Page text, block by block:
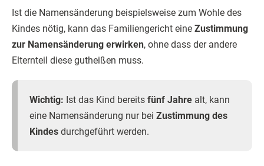
Ist die Namensänderung beispielsweise zum Wohle des
Kindes nötig, kann das Familiengericht eine Zustimmung
zur Namensänderung erwirken, ohne dass der andere
Elternteil diese gutheißen muss.
Wichtig: Ist das Kind bereits fünf Jahre alt, kann
eine Namensänderung nur bei Zustimmung des
Kindes durchgeführt werden.